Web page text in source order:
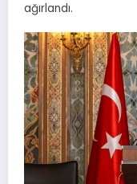
ağırlandı.